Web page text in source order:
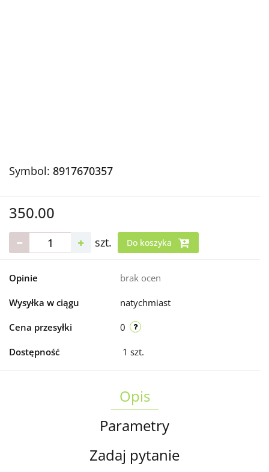
Symbol: 8917670357
350.00
szt. Do koszyka
Opinie brak ocen
Wysyłka w ciągu natychmiast
Cena przesyłki 0
Dostępność 1 szt.
Opis
Parametry
Zadaj pytanie